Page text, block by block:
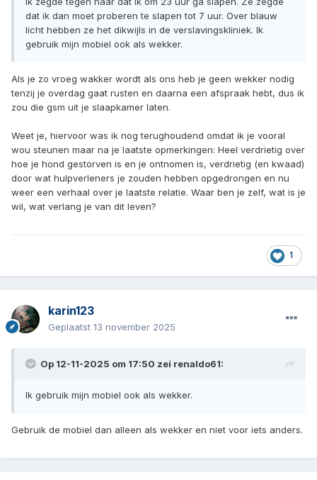
dat ik dan moet proberen te slapen tot 7 uur. Over blauw
licht hebben ze het dikwijls in de verslavingskliniek. Ik
gebruik mijn mobiel ook als wekker.
Als je zo vroeg wakker wordt als ons heb je geen wekker nodig
tenzij je overdag gaat rusten en daarna een afspraak hebt, dus ik
zou die gsm uit je slaapkamer laten.
Weet je, hiervoor was ik nog terughoudend omdat ik je vooral
wou steunen maar na je laatste opmerkingen: Heel verdrietig over
hoe je hond gestorven is en je ontnomen is, verdrietig (en kwaad)
door wat hulpverleners je zouden hebben opgedrongen en nu
weer een verhaal over je laatste relatie. Waar ben je zelf, wat is je
wil, wat verlang je van dit leven?
1
karin123
Geplaatst 13 november 2025
Op 12-11-2025 om 17:50 zei renaldo61:
Ik gebruik mijn mobiel ook als wekker.
Gebruik de mobiel dan alleen als wekker en niet voor iets anders.